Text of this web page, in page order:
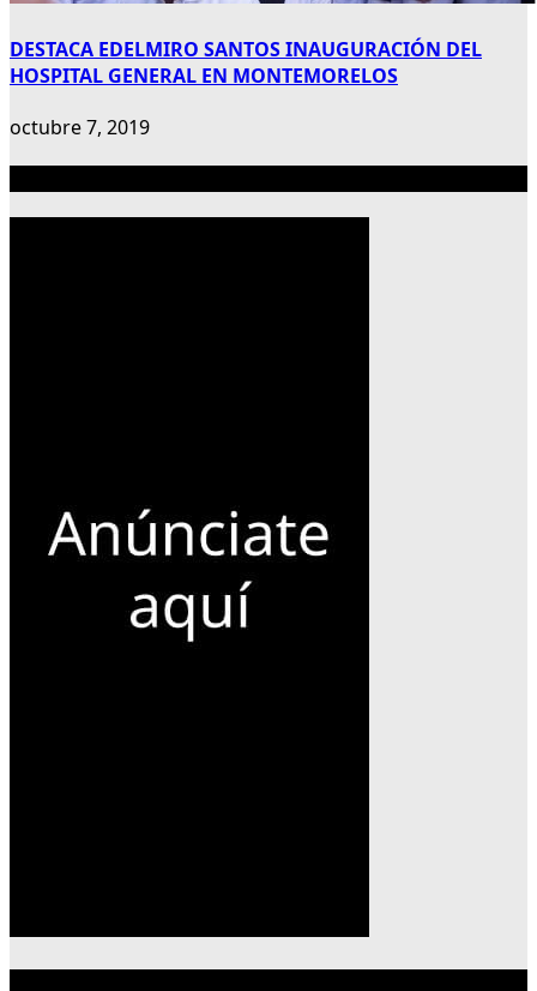
DESTACA EDELMIRO SANTOS INAUGURACIÓN DEL
HOSPITAL GENERAL EN MONTEMORELOS
octubre 7, 2019